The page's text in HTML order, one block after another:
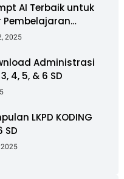
AI Terbaik untuk
Pembelajaran
2025
Administrasi
4, 5, & 6 SD
LKPD KODING
SD
2025